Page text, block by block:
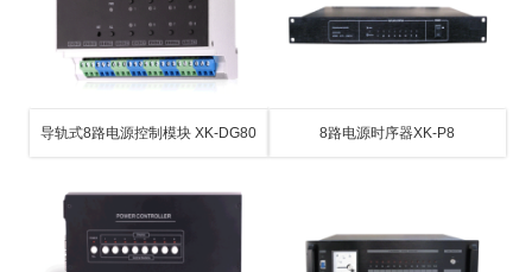
导轨式8路电源控制模块 XK-DG80 8路电源时序器XK-P8